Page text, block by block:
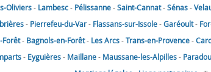
Oliviers- Lambesc- Pélissanne-Saint-Cannat-Sénas-
- Pierrefeu-du-Var- Flassans-sur-Issole-Garéoult-
Forêt- Bagnols-en-Forêt- Les Arcs-Trans-en-Provence-
- Eyguières- Maillane- Maussane-les-Alpilles- Paradou